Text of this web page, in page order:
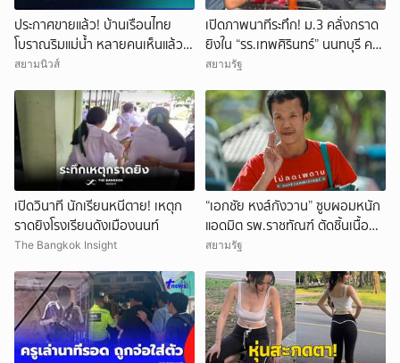
ประกาศขายแล้ว! บ้านเรือนไทย
โบราณริมแม่น้ำ หลายคนเห็นแล้ว
จำได้ เคยเป็นฉากหนังดัง
สยามนิวส์
เปิดภาพนาทีระทึก! ม.3 คลั่งกราด
ยิงใน “รร.เทพศิรินทร์” นนทบุรี ครู
ดับ 2 บาดเจ็บกว่า 20 ราย ก่อนยิง
สยามรัฐ
เปิดวินาที นักเรียนหนีตาย! เหตุก
ราดยิงโรงเรียนดังเมืองนนท์
The Bangkok Insight
“เอกชัย หงส์กังวาน” ซูบผอมหนัก
แอดมิต รพ.ราชทัณฑ์ ตัดชิ้นเนื้อ
หัว-กระเพาะ รอฟังผลตรวจ
สยามรัฐ